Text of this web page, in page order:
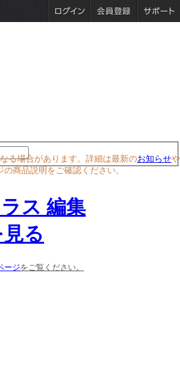
る場合があります。詳細は最新のお知らせや
の商品説明をご確認ください。
る
ージをご覧ください。